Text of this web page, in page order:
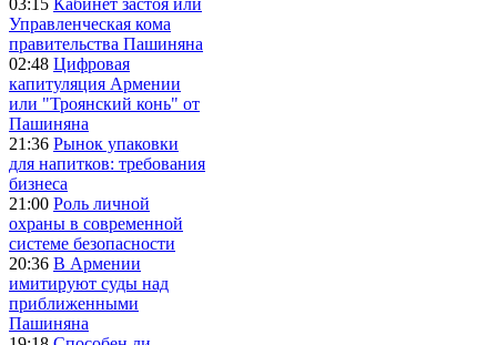
Управленческая кома
правительства Пашиняна
02:48 Цифровая
капитуляция Армении
или "Троянский конь" от
Пашиняна
21:36 Рынок упаковки
для напитков: требования
бизнеса
21:00 Роль личной
охраны в современной
системе безопасности
20:36 В Армении
имитируют суды над
приближенными
Пашиняна